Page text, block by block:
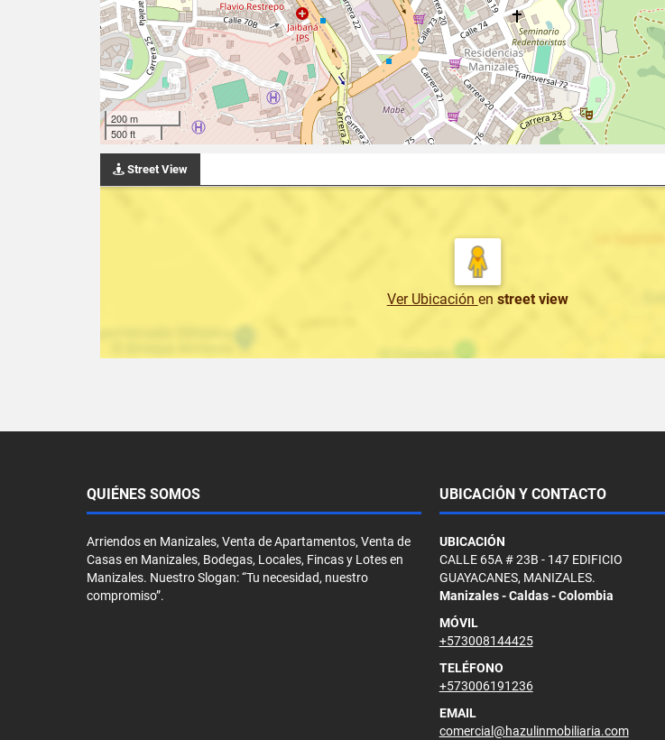
200 m
500 ft
Street View
Ver Ubicación en street view
QUIÉNES SOMOS
Arriendos en Manizales, Venta de Apartamentos, Venta de
Casas en Manizales, Bodegas, Locales, Fincas y Lotes en
Manizales. Nuestro Slogan: “Tu necesidad, nuestro
compromiso”.
UBICACIÓN Y CONTACTO
UBICACIÓN
CALLE 65A # 23B - 147 EDIFICIO
GUAYACANES, MANIZALES.
Manizales - Caldas - Colombia
MÓVIL
+573008144425
TELÉFONO
+573006191236
EMAIL
comercial@hazulinmobiliaria.com